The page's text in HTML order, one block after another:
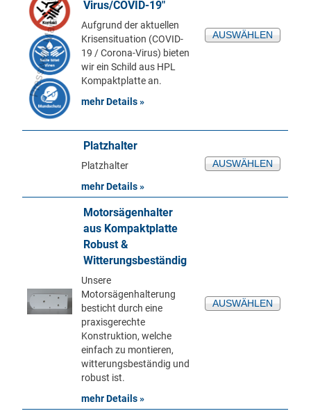
Virus/COVID-19"
Aufgrund der aktuellen
Krisensituation (COVID-
19 / Corona-Virus) bieten
wir ein Schild aus HPL
Kompaktplatte an.
mehr Details »
AUSWÄHLEN
Platzhalter
Platzhalter
mehr Details »
AUSWÄHLEN
Motorsägenhalter
aus Kompaktplatte
Robust &
Witterungsbeständig
Unsere
Motorsägenhalterung
besticht durch eine
praxisgerechte
Konstruktion, welche
einfach zu montieren,
witterungsbeständig und
robust ist.
mehr Details »
AUSWÄHLEN